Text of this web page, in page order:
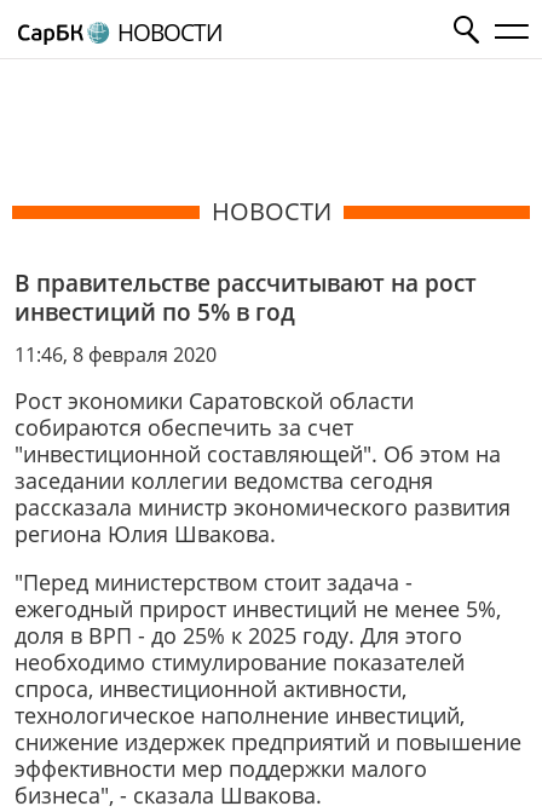
НОВОСТИ
НОВОСТИ
В правительстве рассчитывают на рост
инвестиций по 5% в год
11:46, 8 февраля 2020
Рост экономики Саратовской области
собираются обеспечить за счет
"инвестиционной составляющей". Об этом на
заседании коллегии ведомства сегодня
рассказала министр экономического развития
региона Юлия Швакова.
"Перед министерством стоит задача -
ежегодный прирост инвестиций не менее 5%,
доля в ВРП - до 25% к 2025 году. Для этого
необходимо стимулирование показателей
спроса, инвестиционной активности,
технологическое наполнение инвестиций,
снижение издержек предприятий и повышение
эффективности мер поддержки малого
бизнеса", - сказала Швакова.